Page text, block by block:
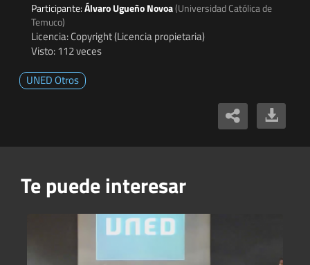
Participante:Álvaro Ugueño Novoa(Universidad Católica de
Temuco)
Licencia: Copyright (Licencia propietaria)
Visto: 112 veces
UNED Otros
Te puede interesar